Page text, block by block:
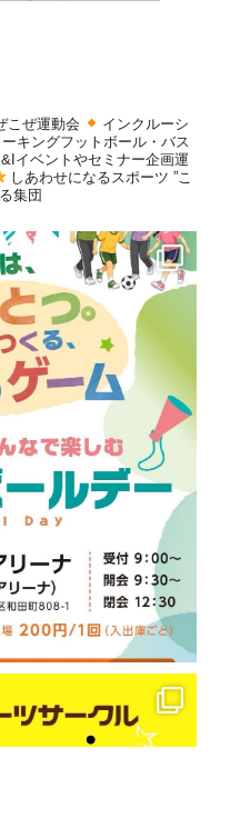
こぜ運動会
インクルーシ
キングフットボール・バス
イベントやセミナー企画運
しあわせになるスポーツ ”こ
集団